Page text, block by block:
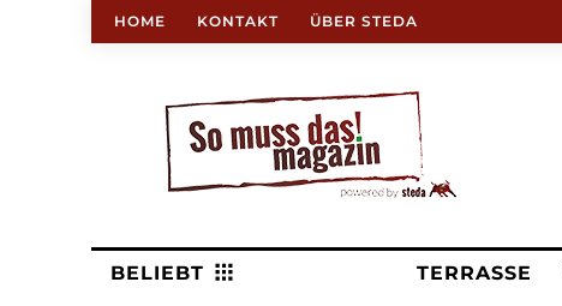
HOME KONTAKT ÜBER STEDA
BELIEBT TERRASSE